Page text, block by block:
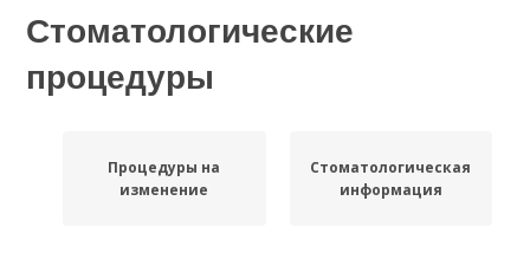
Стоматологические
процедуры
Процедуры на
изменение
Стоматологическая
информация